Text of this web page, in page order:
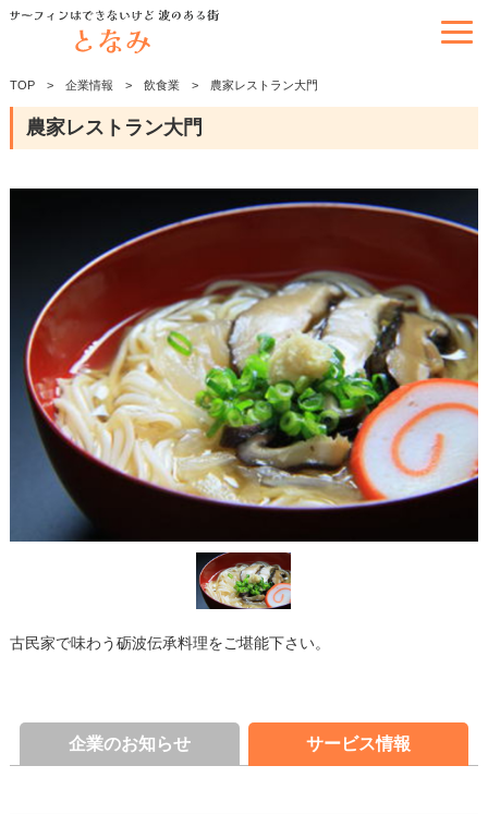
TOP 企業情報 飲食業 農家レストラン大門
農家レストラン大門
古民家で味わう砺波伝承料理をご堪能下さい。
企業のお知らせ サービス情報